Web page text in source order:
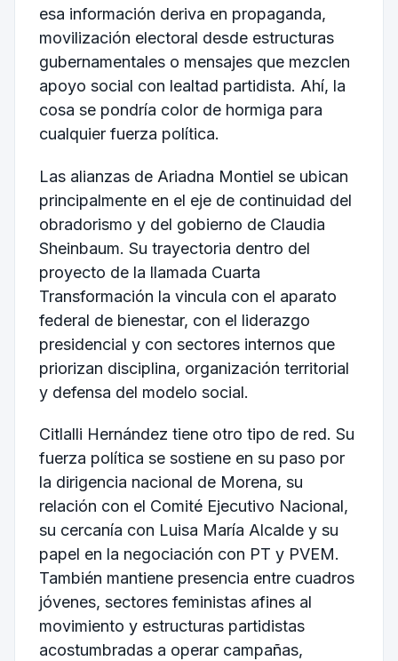
esa información deriva en propaganda,
movilización electoral desde estructuras
gubernamentales o mensajes que mezclen
apoyo social con lealtad partidista. Ahí, la
cosa se pondría color de hormiga para
cualquier fuerza política.
Las alianzas de Ariadna Montiel se ubican
principalmente en el eje de continuidad del
obradorismo y del gobierno de Claudia
Sheinbaum. Su trayectoria dentro del
proyecto de la llamada Cuarta
Transformación la vincula con el aparato
federal de bienestar, con el liderazgo
presidencial y con sectores internos que
priorizan disciplina, organización territorial
y defensa del modelo social.
Citlalli Hernández tiene otro tipo de red. Su
fuerza política se sostiene en su paso por
la dirigencia nacional de Morena, su
relación con el Comité Ejecutivo Nacional,
su cercanía con Luisa María Alcalde y su
papel en la negociación con PT y PVEM.
También mantiene presencia entre cuadros
jóvenes, sectores feministas afines al
movimiento y estructuras partidistas
acostumbradas a operar campañas,